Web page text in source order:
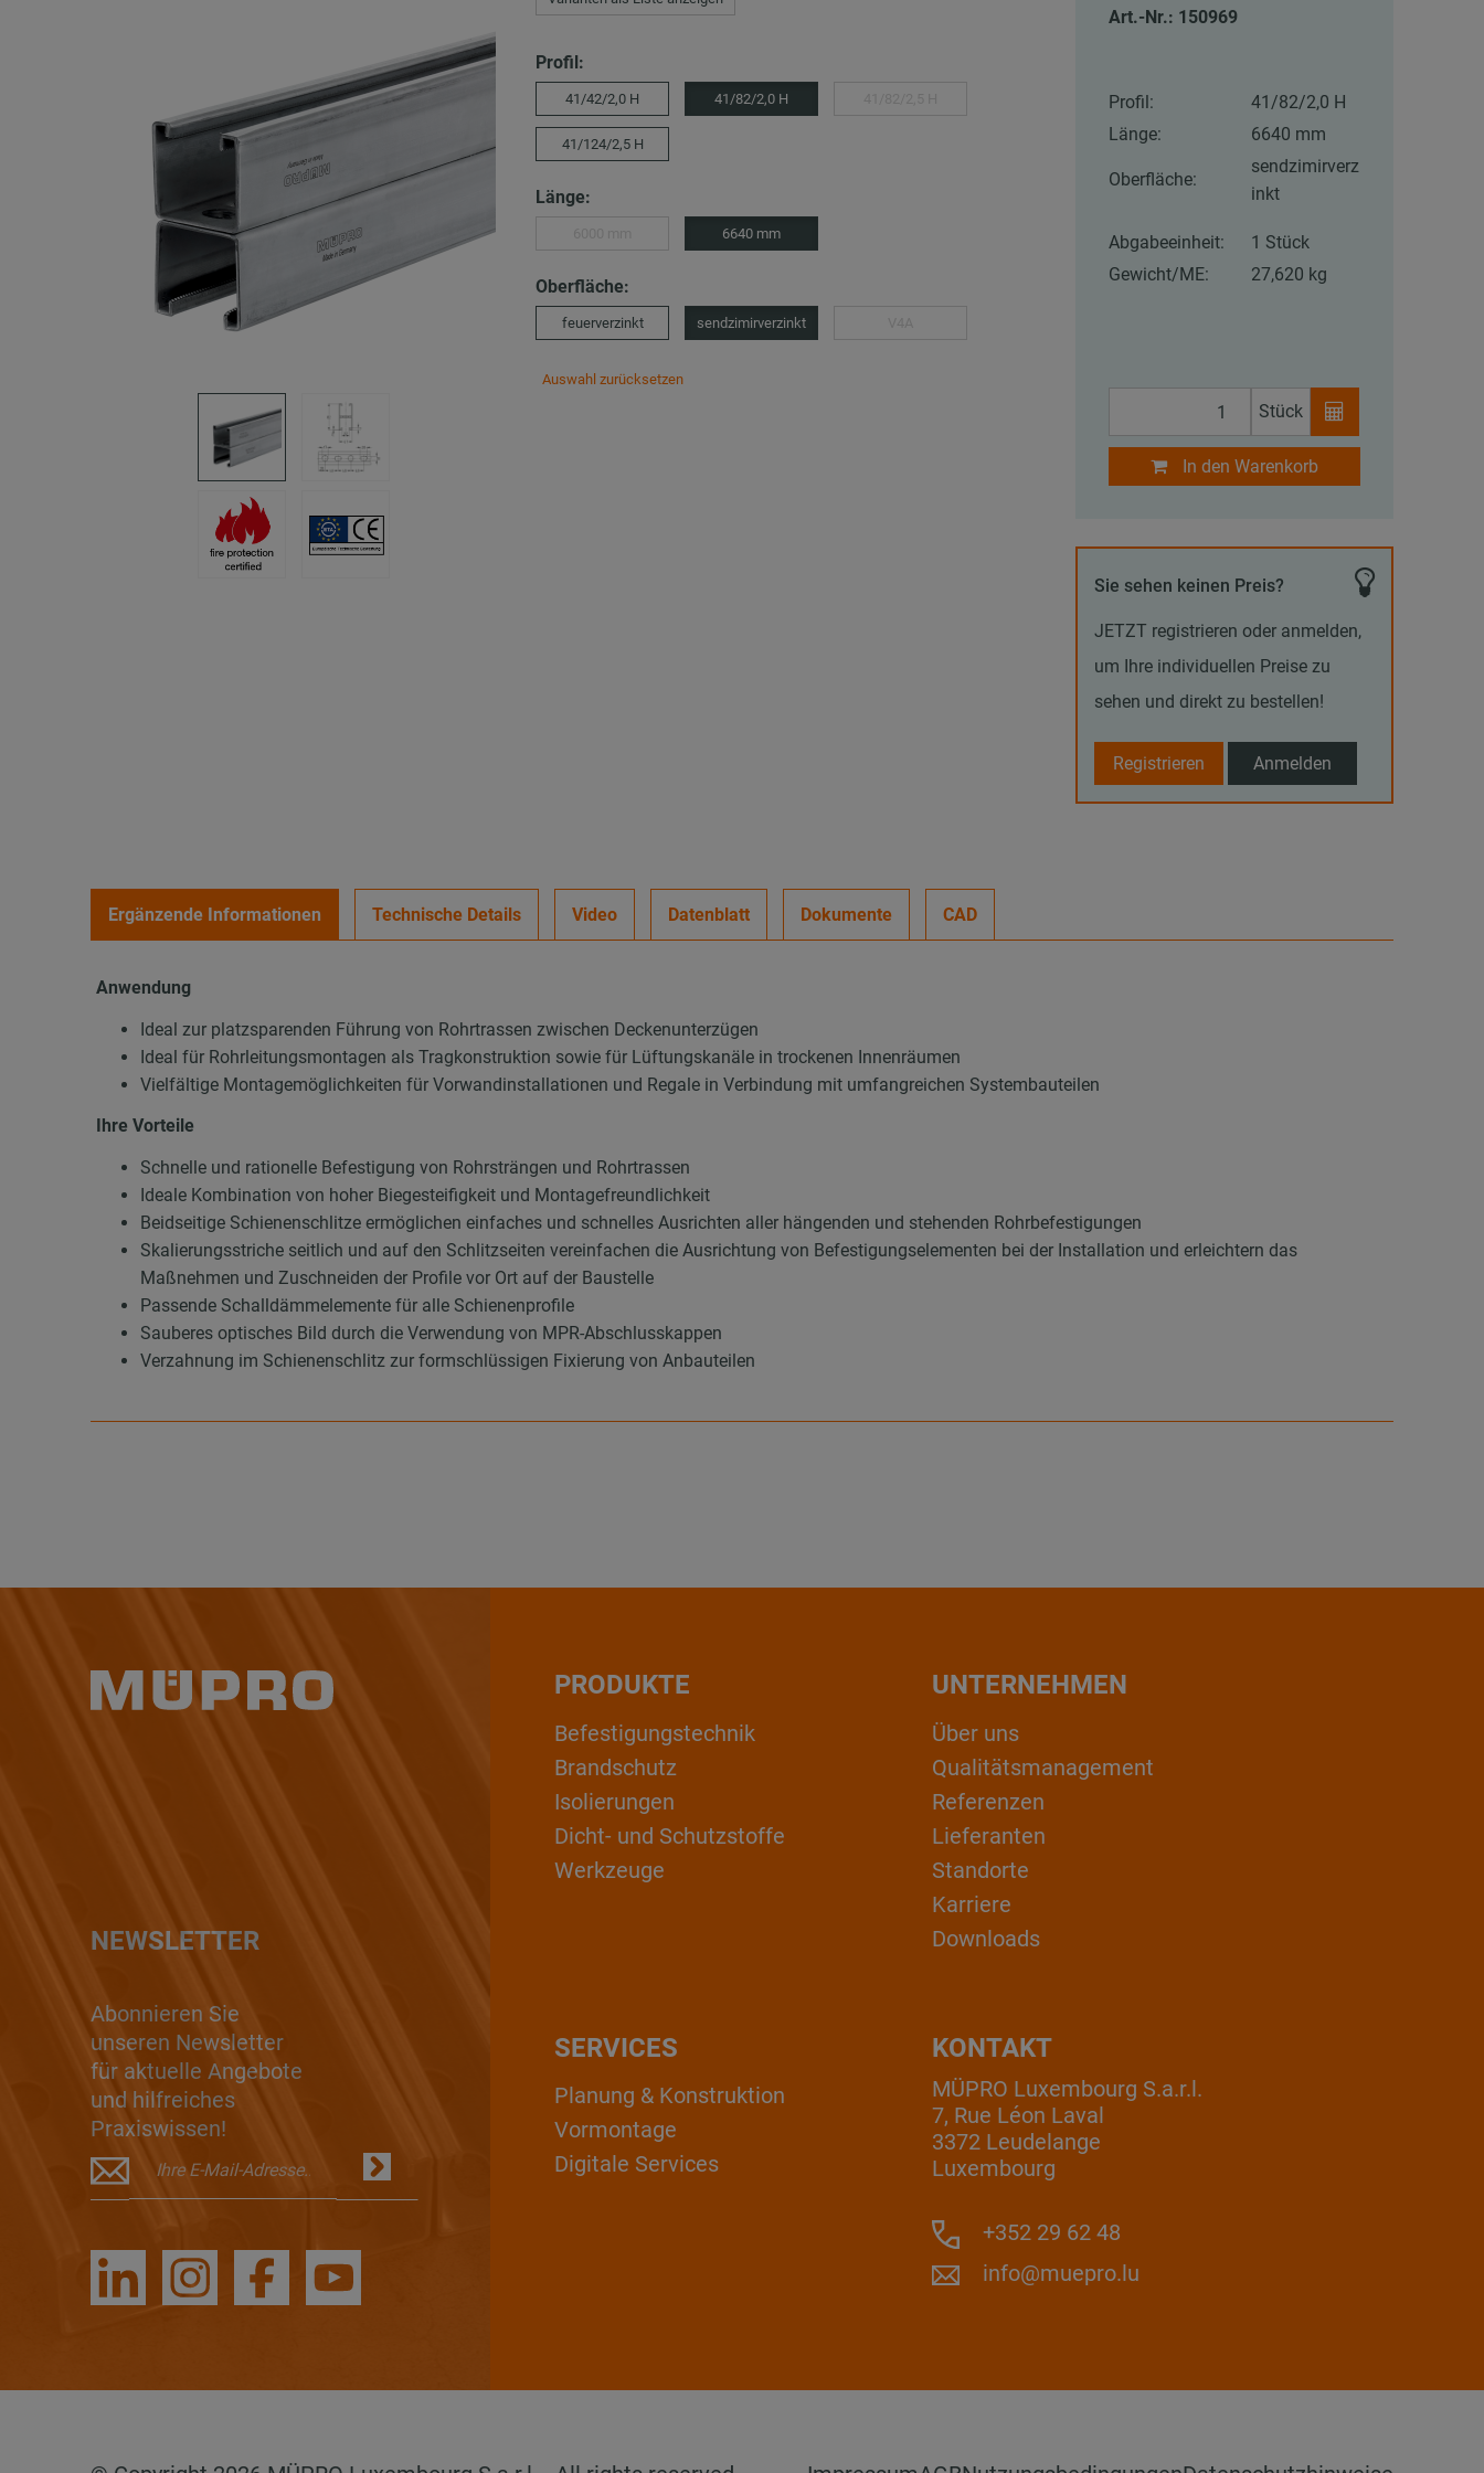
Profil:
41/42/2,0 H 41/82/2,0 H
41/124/2,5 H
Länge:
6640 mm
Oberfläche:
feuerverzinkt sendzimirverzinkt
Auswahl zurücksetzen
Art.-Nr.: 150969
Profil:
41/82/2,0 H
Länge:
6640 mm
Oberfläche:
sendzimirverz
inkt
Abgabeeinheit:
1 Stück
Gewicht/ME:
27,620 kg
Stück
In den Warenkorb
Sie sehen keinen Preis?
JETZT registrieren oder anmelden,
um Ihre individuellen Preise zu
sehen und direkt zu bestellen!
Registrieren Anmelden
Ergänzende Informationen Technische Details Video Datenblatt Dokumente CAD
Anwendung
Ideal zur platzsparenden Führung von Rohrtrassen zwischen Deckenunterzügen
Ideal für Rohrleitungsmontagen als Tragkonstruktion sowie für Lüftungskanäle in trockenen Innenräumen
Vielfältige Montagemöglichkeiten für Vorwandinstallationen und Regale in Verbindung mit umfangreichen Systembauteilen
Ihre Vorteile
Schnelle und rationelle Befestigung von Rohrsträngen und Rohrtrassen
Ideale Kombination von hoher Biegesteifigkeit und Montagefreundlichkeit
Beidseitige Schienenschlitze ermöglichen einfaches und schnelles Ausrichten aller hängenden und stehenden Rohrbefestigungen
Skalierungsstriche seitlich und auf den Schlitzseiten vereinfachen die Ausrichtung von Befestigungselementen bei der Installation und erleichtern das
Maßnehmen und Zuschneiden der Profile vor Ort auf der Baustelle
Passende Schalldämmelemente für alle Schienenprofile
Sauberes optisches Bild durch die Verwendung von MPR-Abschlusskappen
Verzahnung im Schienenschlitz zur formschlüssigen Fixierung von Anbauteilen
NEWSLETTER
Abonnieren Sie
unseren Newsletter
für aktuelle Angebote
und hilfreiches
Praxiswissen!
PRODUKTE
Befestigungstechnik
Brandschutz
Isolierungen
Dicht- und Schutzstoffe
Werkzeuge
UNTERNEHMEN
Über uns
Qualitätsmanagement
Referenzen
Lieferanten
Standorte
Karriere
Downloads
KONTAKT
MÜPRO Luxembourg S.a.r.l.
7, Rue Léon Laval
3372 Leudelange
Luxembourg
+352 29 62 48
info@muepro.lu
SERVICES
Planung & Konstruktion
Vormontage
Digitale Services